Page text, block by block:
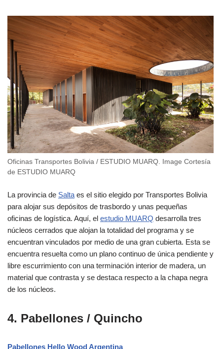
Oficinas Transportes Bolivia / ESTUDIO MUARQ. Image Cortesía
de ESTUDIO MUARQ
La provincia de Salta es el sitio elegido por Transportes Bolivia
para alojar sus depósitos de trasbordo y unas pequeñas
oficinas de logística. Aquí, el estudio MUARQ desarrolla tres
núcleos cerrados que alojan la totalidad del programa y se
encuentran vinculados por medio de una gran cubierta. Esta se
encuentra resuelta como un plano continuo de única pendiente y
libre escurrimiento con una terminación interior de madera, un
material que contrasta y se destaca respecto a la chapa negra
de los núcleos.
4. Pabellones / Quincho
Pabellones Hello Wood Argentina